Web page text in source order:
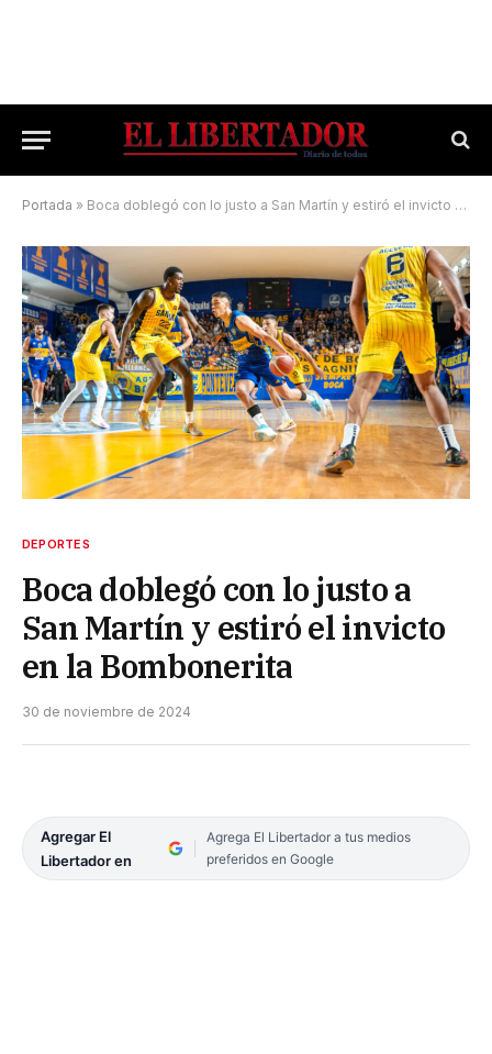
Portada » Boca doblegó con lo justo a San Martín y estiró el invicto en la Bombonerita
DEPORTES
Boca doblegó con lo justo a
San Martín y estiró el invicto
en la Bombonerita
30 de noviembre de 2024
Agregar El
Libertador en
Agrega El Libertador a tus medios
preferidos en Google